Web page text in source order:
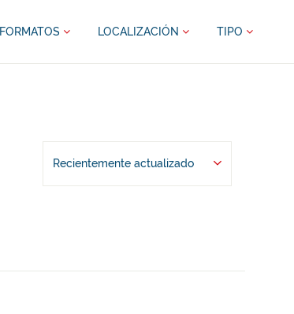
FORMATOS LOCALIZACIÓN TIPO
Recientemente actualizado